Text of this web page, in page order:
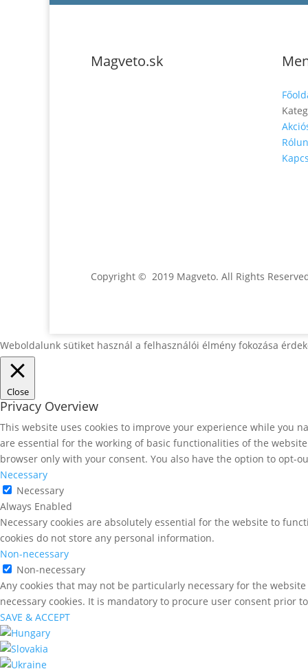
Magveto.sk
Copyright © 2019 Magveto. All Rights
Weboldalunk sütiket használ a felhasználói élmény fokozása
Close
Privacy Overview
This website uses cookies to improve your experience while you
are essential for the working of basic functionalities of the
browser only with your consent. You also have the option to opt-
Necessary
Necessary
Always Enabled
Necessary cookies are absolutely essential for the website to
cookies do not store any personal information.
Non-necessary
Non-necessary
Any cookies that may not be particularly necessary for the
necessary cookies. It is mandatory to procure user consent prior
SAVE & ACCEPT